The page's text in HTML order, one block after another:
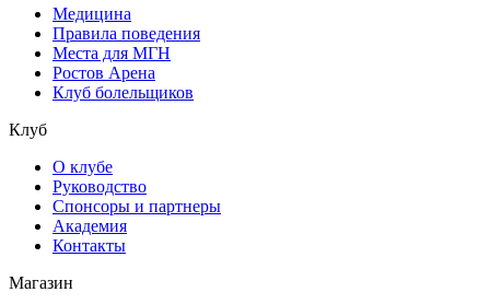
Медицина
Правила поведения
Места для МГН
Ростов Арена
Клуб болельщиков
Клуб
О клубе
Руководство
Спонсоры и партнеры
Академия
Контакты
Магазин